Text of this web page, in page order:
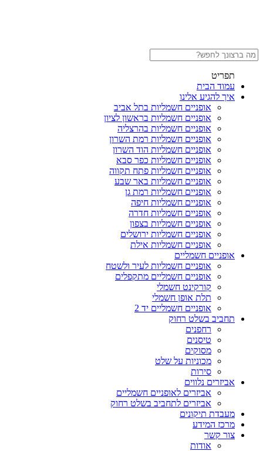
תפריט
עמוד הבית
איך להגיע אלינו
אופניים חשמליות בתל אביב
אופניים חשמליות בראשון לציון
אופניים חשמליות בהרצליה
אופניים חשמליות רמת השרון
אופניים חשמליות הוד השרון
אופניים חשמליות כפר סבא
אופניים חשמליות פתח תקווה
אופניים חשמליות באר שבע
אופניים חשמליות רמת גן
אופניים חשמליות חיפה
אופניים חשמליות חדרה
אופניים חשמליות בצפון
אופניים חשמליות ירושלים
אופניים חשמליות אילת
אופניים חשמליים
אופניים חשמליות לעיר ולשטח
אופניים חשמליים מתקפלים
קורקינט חשמלי
תלת אופן חשמלי
אופניים חשמליים יד 2
תחביב בשלט רחוק
רחפנים
טיסנים
מסוקים
מכוניות על שלט
סירות
אביזרים נלווים
אביזרים לאופניים חשמליים
אביזרים לתחביב בשלט רחוק
מעבדת תיקונים
מרכז המידע
צור קשר
אודות